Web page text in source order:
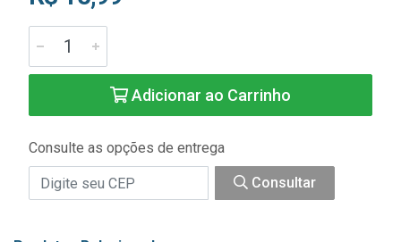
Adicionar ao Carrinho
Consulte as opções de entrega
Consultar